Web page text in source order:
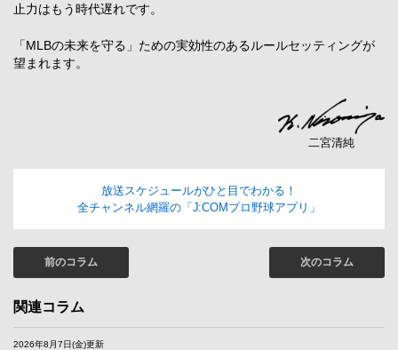
止力はもう時代遅れです。
「MLBの未来を守る」ための実効性のあるルールセッティングが
望まれます。
二宮清純
放送スケジュールがひと目でわかる！
全チャンネル網羅の「J:COMプロ野球アプリ」
前のコラム 次のコラム
関連コラム
2026年8月7日(金)更新